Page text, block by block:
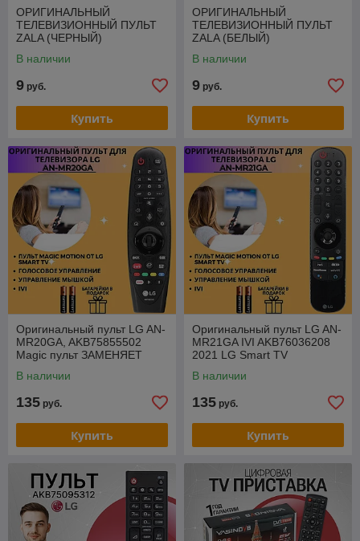
ОРИГИНАЛЬНЫЙ
ТЕЛЕВИЗИОННЫЙ ПУЛЬТ
ZALA (ЧЕРНЫЙ)
В наличии
9 руб.
Купить
ОРИГИНАЛЬНЫЙ
ТЕЛЕВИЗИОННЫЙ ПУЛЬТ
ZALA (БЕЛЫЙ)
В наличии
9 руб.
Купить
Оригинальный пульт LG AN-
MR20GA, AKB75855502
Magic пульт ЗАМЕНЯЕТ
MR650A
В наличии
135 руб.
Купить
Оригинальный пульт LG AN-
MR21GA IVI AKB76036208
2021 LG Smart TV
В наличии
135 руб.
Купить